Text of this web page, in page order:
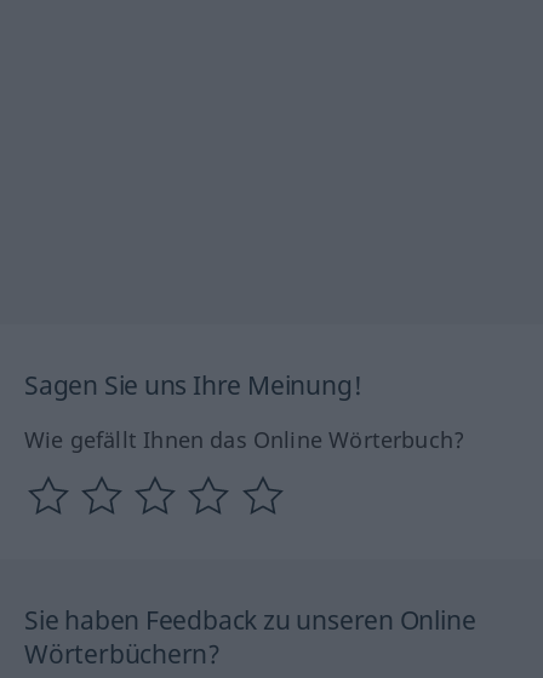
Sagen Sie uns Ihre Meinung!
Wie gefällt Ihnen das Online Wörterbuch?
Sie haben Feedback zu unseren Online
Wörterbüchern?